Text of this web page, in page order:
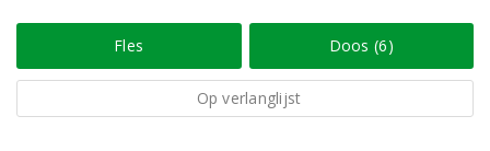
Fles Doos (6)
Op verlanglijst